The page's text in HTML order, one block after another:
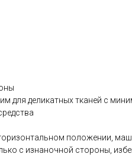
для деликатных тканей с
положении,
с изнаночной стороны,